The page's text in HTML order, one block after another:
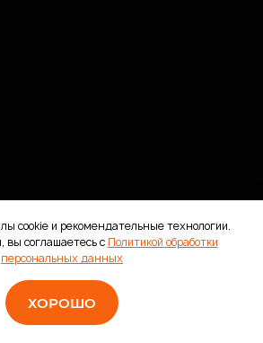
cookie и рекомендательные технологии.
вы соглашаетесь с Политикой обработки
персональных данных
ХОРОШО